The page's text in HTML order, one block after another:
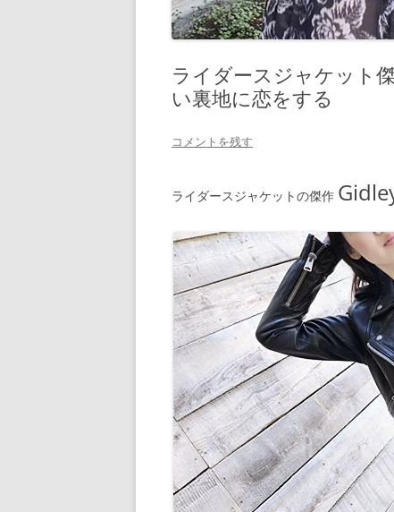
ライダースジャケット
い裏地に恋をする
コメントを残す
ライダースジャケットの傑作